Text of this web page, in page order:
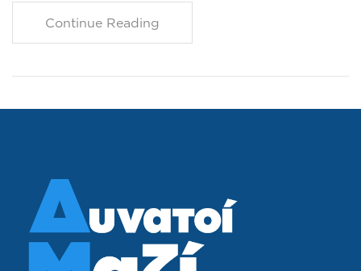
Continue Reading